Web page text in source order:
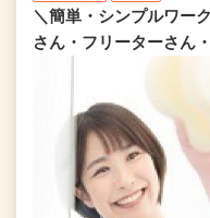
＼簡単・シンプルワー
さん・フリーターさん